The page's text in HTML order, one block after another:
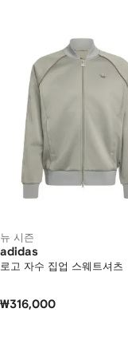
뉴 시즌
adidas
로고 자수 집업 스웨트셔츠
₩316,000